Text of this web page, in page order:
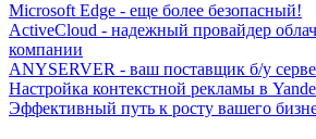
Microsoft Edge - еще более безопасный!
ActiveCloud - надежный провайдер
компании
ANYSERVER - ваш поставщик б/у
Настройка контекстной рекламы в
Эффективный путь к росту вашего